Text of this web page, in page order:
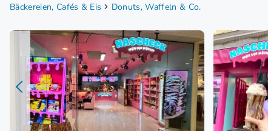
Bäckereien, Cafés & Eis Donuts, Waffeln & Co.